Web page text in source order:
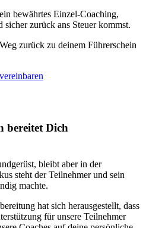
bewährtes Einzel-Coaching,
zurück ans Steuer kommst.
zurück zu deinem Führerschein
bereitet Dich
bleibt aber in der
steht der Teilnehmer und sein
machte.
hat sich herausgestellt, dass
für unsere Teilnehmer